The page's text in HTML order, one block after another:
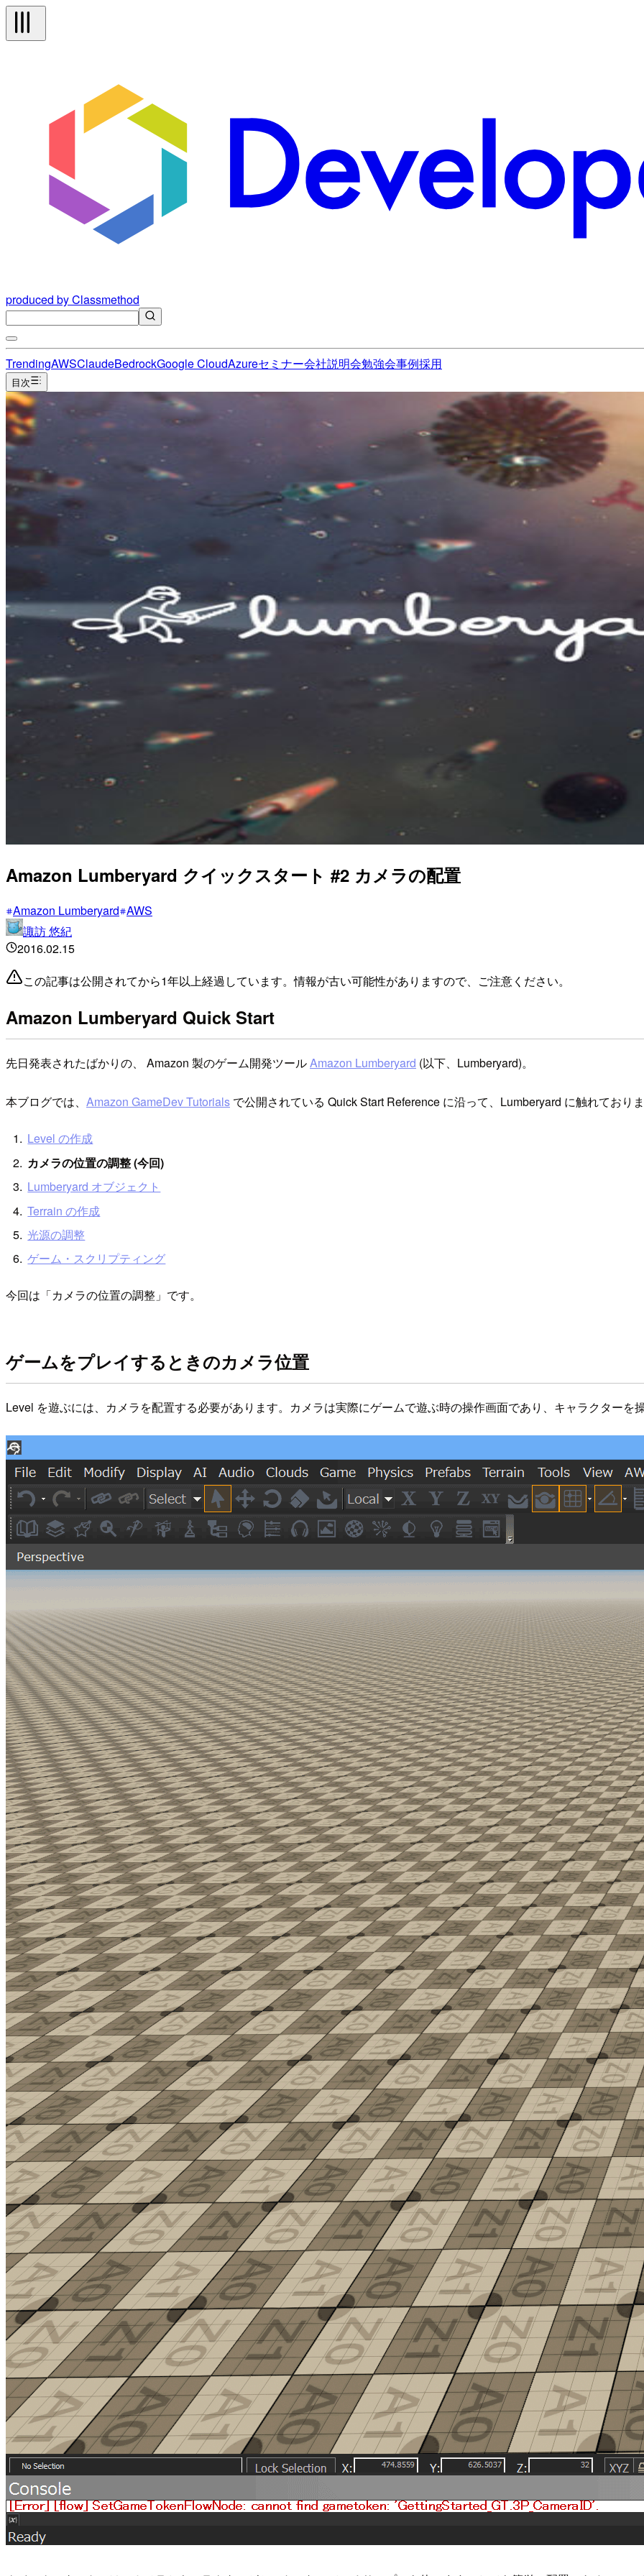
produced by Classmethod
TrendingAWSClaudeBedrockGoogle CloudAzureセミナー会社説明会勉強会事例採用
目次
Amazon Lumberyard クイックスタート #2 カメラの配置
Amazon Lumberyard AWS
諏訪 悠紀
2016.02.15
この記事は公開されてから1年以上経過しています。情報が古い可能性がありますので、ご注意ください。
Amazon Lumberyard Quick Start
先日発表されたばかりの、 Amazon 製のゲーム開発ツールAmazon Lumberyard (以下、Lumberyard)。
本ブログでは、 Amazon GameDev Tutorials で公開されている Quick Start Reference に沿って、Lumberyard に触れており
Level の作成
カメラの位置の調整 (今回)
Lumberyard オブジェクト
Terrain の作成
光源の調整
ゲーム・スクリプティング
今回は「カメラの位置の調整」です。
ゲームをプレイするときのカメラ位置
Level を遊ぶには、カメラを配置する必要があります。カメラは実際にゲームで遊ぶ時の操作画面であり、キャラクターを